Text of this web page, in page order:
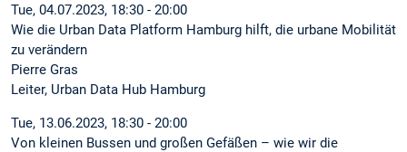
Tue, 04.07.2023, 18:30 - 20:00
Wie die Urban Data Platform Hamburg hilft, die urbane Mobilität
zu verändern
Pierre Gras
Leiter, Urban Data Hub Hamburg
Tue, 13.06.2023, 18:30 - 20:00
Von kleinen Bussen und großen Gefäßen – wie wir die